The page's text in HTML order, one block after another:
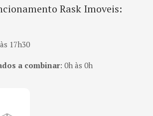
Rask Imoveis:
17h30
a combinar: 0h às 0h